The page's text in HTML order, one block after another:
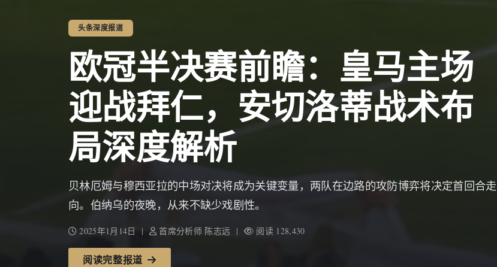
头条深度报道
欧冠半决赛前瞻：皇马主场
迎战拜仁，安切洛蒂战术布
局深度解析
贝林厄姆与穆西亚拉的中场对决将成为关键变量，两队在边路的攻防博弈将决定首回合走
向。伯纳乌的夜晚，从来不缺少戏剧性。
2025年1月14日 | 首席分析师 陈志远 | 阅读 128,430
阅读完整报道